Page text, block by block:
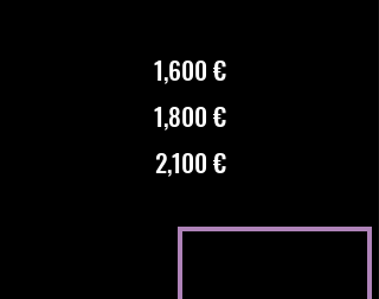
1,600 €
1,800 €
2,100 €